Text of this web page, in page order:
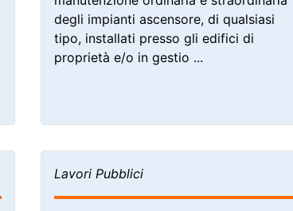
degli impianti ascensore, di qualsiasi
tipo, installati presso gli edifici di
proprietà e/o in gestio ...
Lavori Pubblici